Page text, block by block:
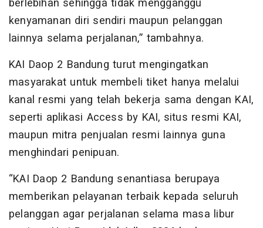
kenyamanan diri sendiri maupun pelanggan
lainnya selama perjalanan,” tambahnya.
KAI Daop 2 Bandung turut mengingatkan
masyarakat untuk membeli tiket hanya melalui
kanal resmi yang telah bekerja sama dengan KAI,
seperti aplikasi Access by KAI, situs resmi KAI,
maupun mitra penjualan resmi lainnya guna
menghindari penipuan.
“KAI Daop 2 Bandung senantiasa berupaya
memberikan pelayanan terbaik kepada seluruh
pelanggan agar perjalanan selama masa libur